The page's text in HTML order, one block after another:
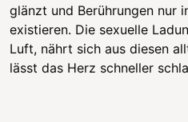
glänzt und Berührungen nur
existieren. Die sexuelle
Luft, nährt sich aus diesen
lässt das Herz schneller